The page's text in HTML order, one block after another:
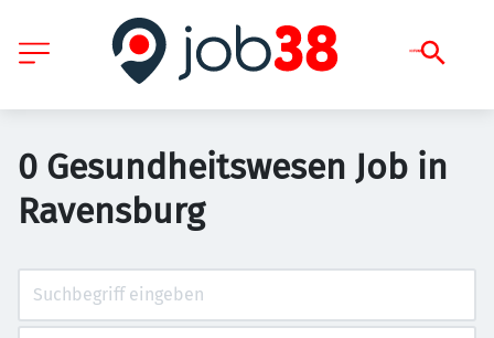
0 Gesundheitswesen Job in
Ravensburg